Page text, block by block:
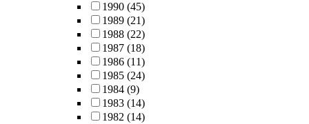
1990 (45)
1989 (21)
1988 (22)
1987 (18)
1986 (11)
1985 (24)
1984 (9)
1983 (14)
1982 (14)